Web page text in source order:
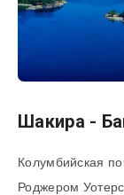
Шакира -
Колумбийская
Роджером